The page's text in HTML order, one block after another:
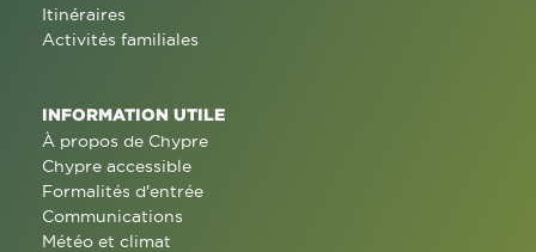
Itinéraires
Activités familiales
INFORMATION UTILE
À propos de Chypre
Chypre accessible
Formalités d'entrée
Communications
Météo et climat